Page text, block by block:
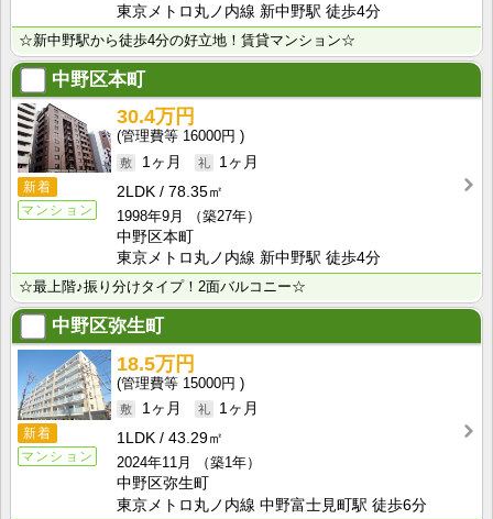
東京メトロ丸ノ内線 新中野駅 徒歩4分
☆新中野駅から徒歩4分の好立地！賃貸マンション☆
中野区本町
新着
マンション
30.4万円
16000円
1ヶ月
1ヶ月
2LDK
78.35㎡
1998年9月
（築27年）
中野区本町
東京メトロ丸ノ内線 新中野駅 徒歩4分
☆最上階♪振り分けタイプ！2面バルコニー☆
中野区弥生町
新着
マンション
18.5万円
15000円
1ヶ月
1ヶ月
1LDK
43.29㎡
2024年11月
（築1年）
中野区弥生町
東京メトロ丸ノ内線 中野富士見町駅 徒歩6分